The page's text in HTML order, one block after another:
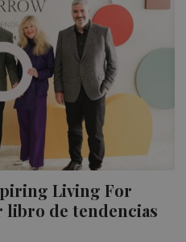
Living For
de tendencias